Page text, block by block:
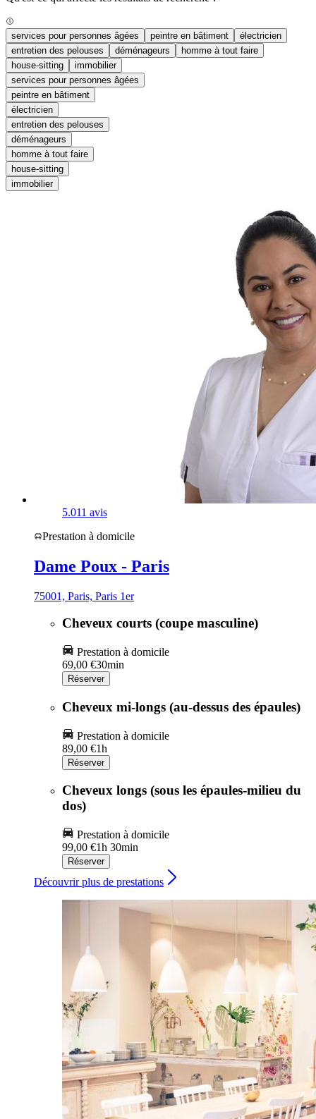
services pour personnes âgées peintre en bâtiment
électricien
entretien des pelouses
déménageurs
homme à tout faire
house-sitting
immobilier
services pour personnes âgées
peintre en bâtiment
électricien
entretien des pelouses
déménageurs
homme à tout faire
house-sitting
immobilier
5.011 avis
Prestation à domicile
Dame Poux - Paris
75001, Paris, Paris 1er
Cheveux courts (coupe masculine)
Prestation à domicile
69,00 €30min
Réserver
Cheveux mi-longs (au-dessus des épaules)
Prestation à domicile
89,00 €1h
Réserver
Cheveux longs (sous les épaules-milieu du
dos)
Prestation à domicile
99,00 €1h 30min
Réserver
Découvrir plus de prestations